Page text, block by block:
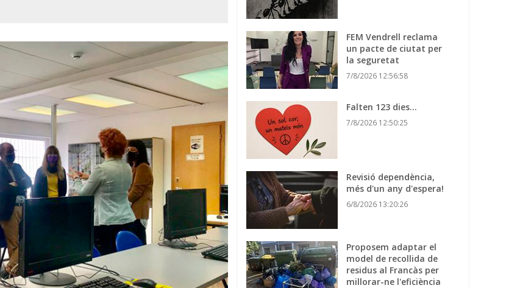
FEM Vendrell reclama
un pacte de ciutat per
la seguretat
7/8/2026 12:56:58
Falten 123 dies…
7/8/2026 12:50:25
Revisió dependència,
més d'un any d'espera!
6/8/2026 13:20:26
Proposem adaptar el
model de recollida de
residus al Francàs per
millorar-ne l'eficiència